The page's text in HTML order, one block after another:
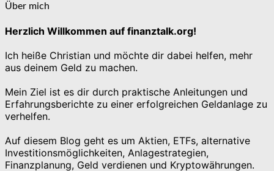
Über mich
Herzlich Willkommen auf finanztalk.org!
Ich heiße Christian und möchte dir dabei helfen, mehr
aus deinem Geld zu machen.
Mein Ziel ist es dir durch praktische Anleitungen und
Erfahrungsberichte zu einer erfolgreichen Geldanlage zu
verhelfen.
Auf diesem Blog geht es um Aktien, ETFs, alternative
Investitionsmöglichkeiten, Anlagestrategien,
Finanzplanung, Geld verdienen und Kryptowährungen.